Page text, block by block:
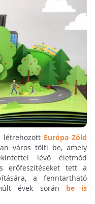
létrehozott Európa Zöld
város tölti be, amely
lévő életmód
erőfeszítéseket tett a
a fenntartható
évek során be is